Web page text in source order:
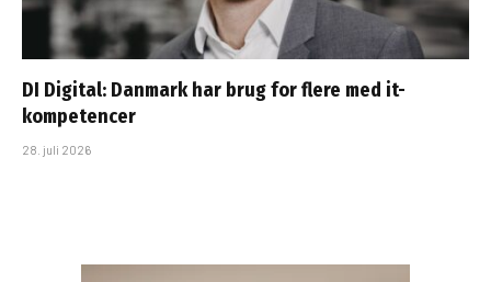
DI Digital: Danmark har brug for flere med it-
kompetencer
28. juli 2026